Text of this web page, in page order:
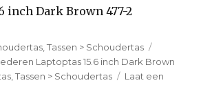
inch Dark Brown 477-2
,Tassen > Schoudertas
Laptoptas 15.6 inch Dark Brown
,Tassen > Schoudertas
Laat een